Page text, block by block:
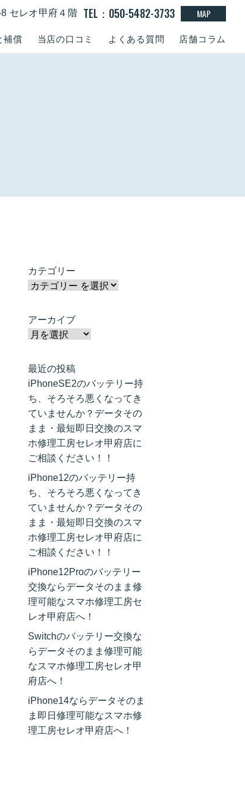
補償 当店の口コミ よくある質問 店舗コラム
セレオ甲府４階 TEL：050-5482-3733 MAP
カテゴリー
アーカイブ
最近の投稿
iPhoneSE2のバッテリー持
ち、そろそろ悪くなってき
ていませんか？データその
まま・最短即日交換のスマ
ホ修理工房セレオ甲府店に
ご相談ください！！
iPhone12のバッテリー持
ち、そろそろ悪くなってき
ていませんか？データその
まま・最短即日交換のスマ
ホ修理工房セレオ甲府店に
ご相談ください！！
iPhone12Proのバッテリー
交換ならデータそのまま修
理可能なスマホ修理工房セ
レオ甲府店へ！
Switchのバッテリー交換な
らデータそのまま修理可能
なスマホ修理工房セレオ甲
府店へ！
iPhone14ならデータそのま
ま即日修理可能なスマホ修
理工房セレオ甲府店へ！